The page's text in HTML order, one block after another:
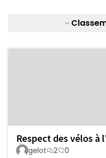
Respect des vélos
gelot 2 0